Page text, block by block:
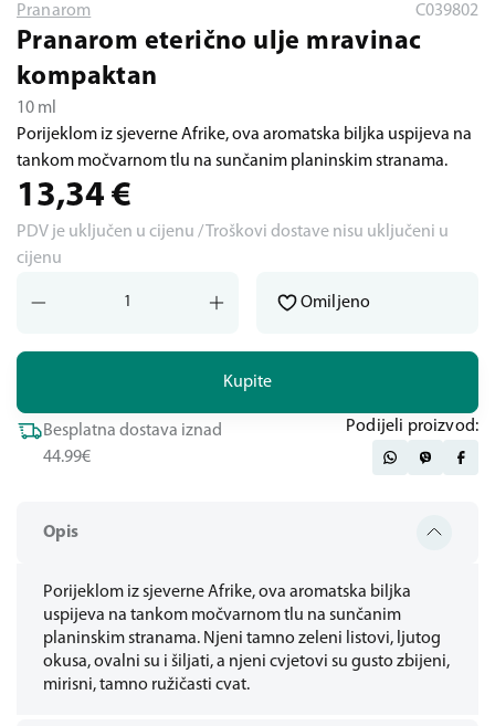
Opis
Porijeklom iz sjeverne Afrike, ova aromatska biljka
uspijeva na tankom močvarnom tlu na sunčanim
planinskim stranama. Njeni tamno zeleni listovi, ljutog
okusa, ovalni su i šiljati, a njeni cvjetovi su gusto zbijeni,
mirisni, tamno ružičasti cvat.
Pranarom C039802
Pranarom eterično ulje mravinac
kompaktan
10 ml
Porijeklom iz sjeverne Afrike, ova aromatska biljka uspijeva na
tankom močvarnom tlu na sunčanim planinskim stranama.
13,34 €
PDV je uključen u cijenu / Troškovi dostave nisu uključeni u
cijenu
Kupite
Omiljeno
Besplatna dostava iznad
44.99€
Podijeli proizvod: